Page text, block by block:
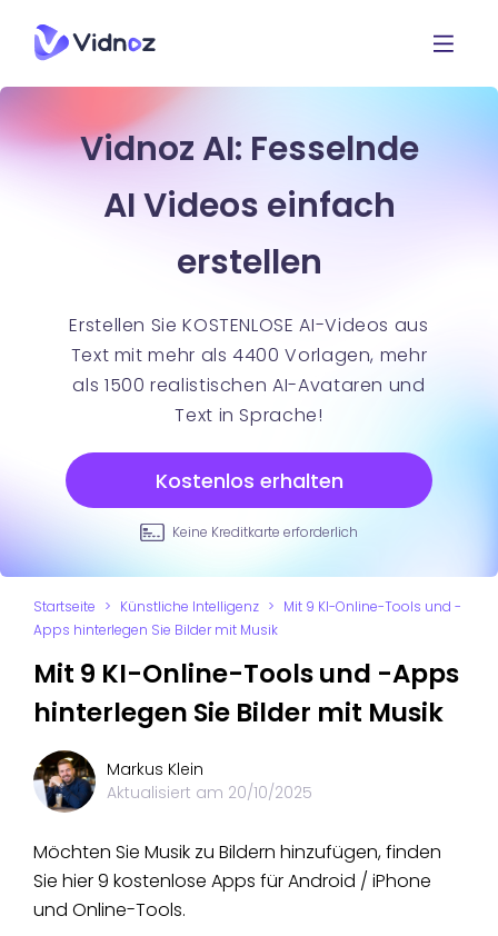
Vidnoz AI: Fesselnde
AI Videos einfach
erstellen
Erstellen Sie KOSTENLOSE AI-Videos aus
Text mit mehr als 4400 Vorlagen, mehr
als 1500 realistischen AI-Avataren und
Text in Sprache!
Kostenlos erhalten
Keine Kreditkarte erforderlich
Startseite > Künstliche Intelligenz > Mit 9 KI-Online-Tools und -
Apps hinterlegen Sie Bilder mit Musik
Mit 9 KI-Online-Tools und -Apps
hinterlegen Sie Bilder mit Musik
Markus Klein
Aktualisiert am 20/10/2025
Möchten Sie Musik zu Bildern hinzufügen, finden
Sie hier 9 kostenlose Apps für Android / iPhone
und Online-Tools.